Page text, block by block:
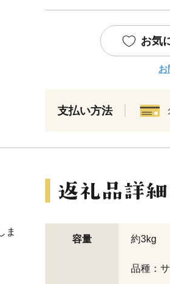
お気
お
支払い方法
ま
容量 約3kg
品種：